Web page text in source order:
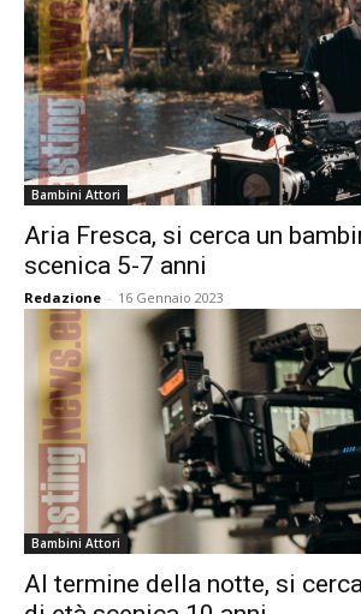
Bambini Attori
Aria Fresca, si cerca un
scenica 5-7 anni
Redazione - 16 Gennaio 2023
Bambini Attori
Al termine della notte, si